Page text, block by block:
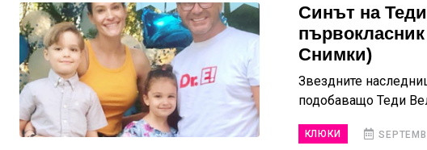
Синът на
Снимки)
Звездните
подобаващо Теди
КЛЮКИ